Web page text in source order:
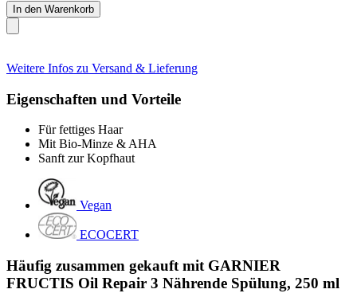
In den Warenkorb
Weitere Infos zu Versand & Lieferung
Eigenschaften und Vorteile
Für fettiges Haar
Mit Bio-Minze & AHA
Sanft zur Kopfhaut
Vegan
ECOCERT
Häufig zusammen gekauft mit GARNIER
FRUCTIS Oil Repair 3 Nährende Spülung, 250 ml